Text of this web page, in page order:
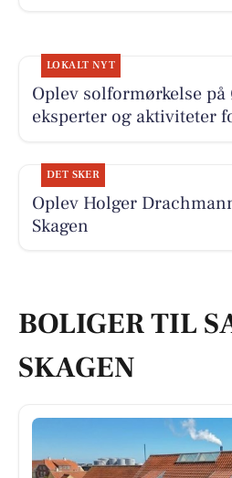
LOKALT NYT
Oplev solformørkelse
eksperter og aktiviteter
DET SKER
Oplev Holger
Skagen
BOLIGER TIL
SKAGEN